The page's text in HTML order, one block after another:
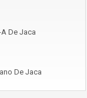
De Jaca
De Jaca